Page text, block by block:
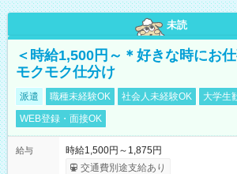
未読
＜時給1,500円～＊好きな時にお
モクモク仕分け
派遣 職種未経験OK 社会人未経験OK 大学生
WEB登録・面接OK
給与
時給1,500円～1,875円
交通費別途支給あり